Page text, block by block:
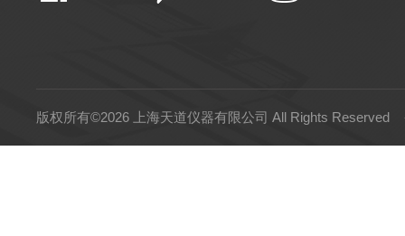
版权所有©2026 上海天道仪器有限公司 All Rights Reserved